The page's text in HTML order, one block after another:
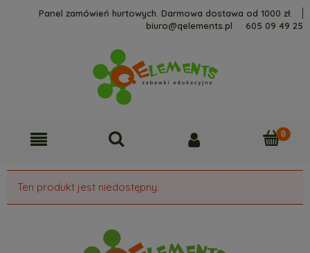
Panel zamówień hurtowych. Darmowa dostawa od 1000 zł.
biuro@qelements.pl
605 09 49 25
Ten produkt jest niedostępny.